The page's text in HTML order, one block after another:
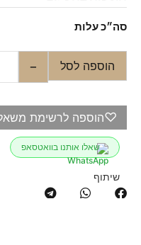
סה״כ עלות
− הוספה לסל
♡הוספה לרשימת
שאלו אותנו בוואטסאפ
שיתוף